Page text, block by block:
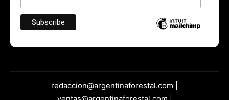
redaccion@argentinaforestal.com |